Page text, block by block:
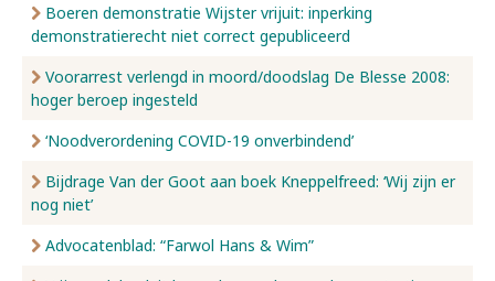
Boeren demonstratie Wijster vrijuit: inperking
demonstratierecht niet correct gepubliceerd
Voorarrest verlengd in moord/doodslag De Blesse 2008:
hoger beroep ingesteld
‘Noodverordening COVID-19 onverbindend’
Bijdrage Van der Goot aan boek Kneppelfreed: ‘Wij zijn er
nog niet’
Advocatenblad: “Farwol Hans & Wim”